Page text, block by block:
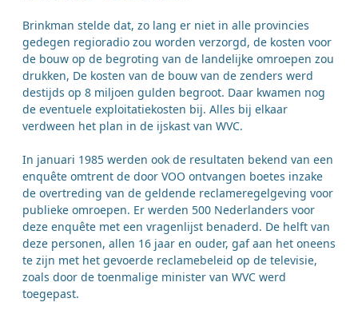
Brinkman stelde dat, zo lang er niet in alle provincies
gedegen regioradio zou worden verzorgd, de kosten voor
de bouw op de begroting van de landelijke omroepen zou
drukken, De kosten van de bouw van de zenders werd
destijds op 8 miljoen gulden begroot. Daar kwamen nog
de eventuele exploitatiekosten bij. Alles bij elkaar
verdween het plan in de ijskast van WVC.
In januari 1985 werden ook de resultaten bekend van een
enquête omtrent de door VOO ontvangen boetes inzake
de overtreding van de geldende reclameregelgeving voor
publieke omroepen. Er werden 500 Nederlanders voor
deze enquête met een vragenlijst benaderd. De helft van
deze personen, allen 16 jaar en ouder, gaf aan het oneens
te zijn met het gevoerde reclamebeleid op de televisie,
zoals door de toenmalige minister van WVC werd
toegepast.